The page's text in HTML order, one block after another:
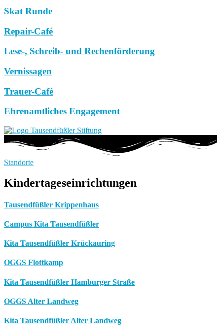
Skat Runde
Repair-Café
Lese-, Schreib- und Rechenförderung
Vernissagen
Trauer-Café
Ehrenamtliches Engagement
Standorte
Kindertageseinrichtungen
Tausendfüßler Krippenhaus
Campus Kita Tausendfüßler
Kita Tausendfüßler Krückauring
OGGS Flottkamp
Kita Tausendfüßler Hamburger Straße
OGGS Alter Landweg
Kita Tausendfüßler Alter Landweg